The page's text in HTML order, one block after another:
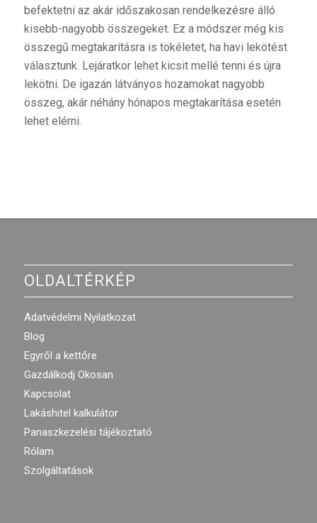
befektetni az akár időszakosan rendelkezésre álló
kisebb-nagyobb összegeket. Ez a módszer még kis
összegű megtakarításra is tökéletet, ha havi lekötést
választunk. Lejáratkor lehet kicsit mellé tenni és újra
lekötni. De igazán látványos hozamokat nagyobb
összeg, akár néhány hónapos megtakarítása esetén
lehet elérni.
OLDALTÉRKÉP
Adatvédelmi Nyilatkozat
Blog
Egyről a kettőre
Gazdálkodj Okosan
Kapcsolat
Lakáshitel kalkulátor
Panaszkezelési tájékoztató
Rólam
Szolgáltatások